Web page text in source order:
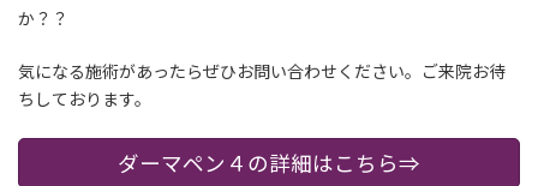
か？？
気になる施術があったらぜひお問い合わせください。ご来院お待
ちしております。
ダーマペン４の詳細はこちら⇒